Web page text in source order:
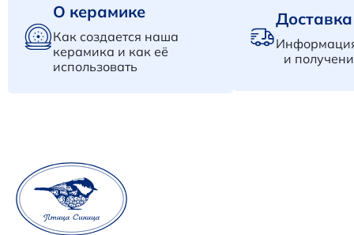
О керамике
Как создается наша
керамика и как её
использовать
и